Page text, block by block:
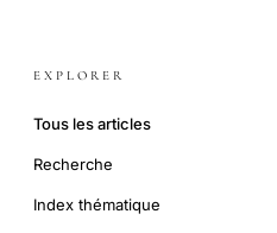
EXPLORER
Tous les articles
Recherche
Index thématique